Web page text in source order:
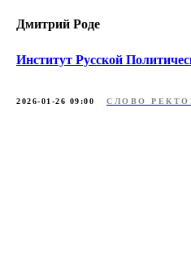
Дмитрий Роде
Институт Русской
2026-01-26 09:00 СЛОВО